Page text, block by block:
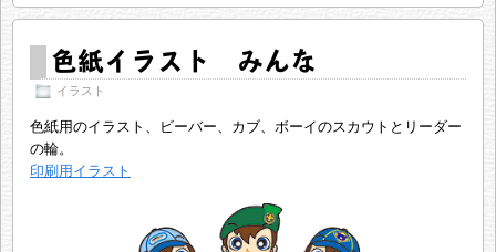
色紙イラスト みんな
イラスト
色紙用のイラスト、ビーバー、カブ、ボーイのスカウトとリーダー
の輪。
印刷用イラスト